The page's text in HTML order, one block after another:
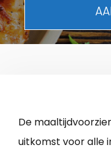
De
uitkomst voor alle